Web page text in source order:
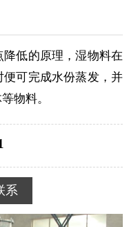
低的原理，湿物料在
可完成水份蒸发，并
物料。
系